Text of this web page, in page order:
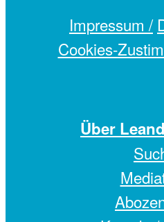
Impressum /
Cookies-
Über